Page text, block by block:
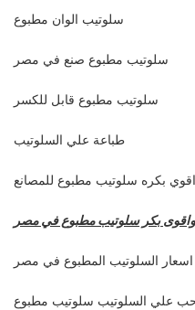
سلوتيب الوان مطبوع
سلوتيب مطبوع صنع في مصر
سلوتيب مطبوع قابل للكسر
طباعة علي السلوتيب
اقوي بكره سلوتيب مطبوع للمصانع
بكر سلوتيب مطبوع في مصر
السلوتيب المطبوع في مصر
علي السلوتيب سلوتيب مطبوع